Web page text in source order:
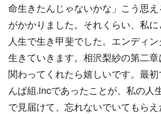
命生きたんじゃないかな」こう思
がかかりました。それくらい、私
人生で生き甲斐でした。エンディ
生きていきます。相沢梨紗の第二
関わってくれたら嬉しいです。最
んぱ組.incであったことが、私の人
で見届けて、忘れないでいてもらえ